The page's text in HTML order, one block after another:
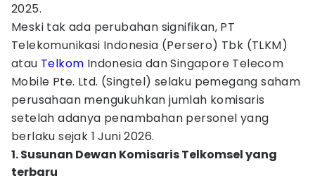
2025.
Meski tak ada perubahan signifikan, PT
Telekomunikasi Indonesia (Persero) Tbk (TLKM)
atau Telkom Indonesia dan Singapore Telecom
Mobile Pte. Ltd. (Singtel) selaku pemegang saham
perusahaan mengukuhkan jumlah komisaris
setelah adanya penambahan personel yang
berlaku sejak 1 Juni 2026.
1. Susunan Dewan Komisaris Telkomsel yang
terbaru